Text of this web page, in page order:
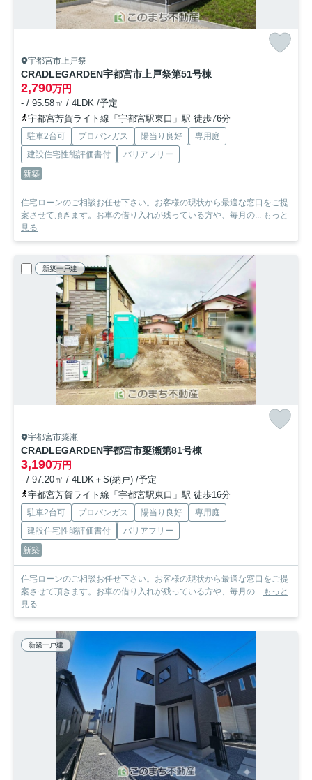
宇都宮市上戸祭
CRADLEGARDEN宇都宮市上戸祭第51号棟
2,790万円
- / 95.58㎡ / 4LDK /予定
宇都宮芳賀ライト線「宇都宮駅東口」駅 徒歩76分
駐車2台可 プロパンガス 陽当り良好
専用庭
建設住宅性能評価書付
バリアフリー
新築
住宅ローンのご相談お任せ下さい。お客様の現状から最適な窓口をご提
案させて頂きます。お車の借り入れが残っている方や、毎月の... もっと
見る
新築一戸建
宇都宮市簗瀬
CRADLEGARDEN宇都宮市簗瀬第81号棟
3,190万円
- / 97.20㎡ / 4LDK＋S(納戸) /予定
宇都宮芳賀ライト線「宇都宮駅東口」駅 徒歩16分
駐車2台可 プロパンガス 陽当り良好
専用庭
建設住宅性能評価書付
バリアフリー
新築
住宅ローンのご相談お任せ下さい。お客様の現状から最適な窓口をご提
案させて頂きます。お車の借り入れが残っている方や、毎月の... もっと
見る
新築一戸建